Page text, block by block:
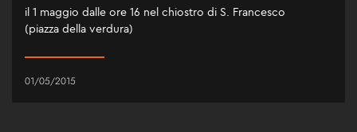
il 1 maggio dalle ore 16 nel chiostro di S. Francesco
(piazza della verdura)
01/05/2015